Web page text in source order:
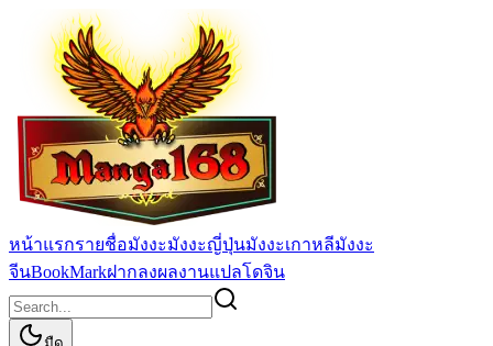
หน้าแรกรายชื่อมังงะมังงะญี่ปุ่นมังงะเกาหลีมังงะ
จีนBookMarkฝากลงผลงานแปลโดจิน